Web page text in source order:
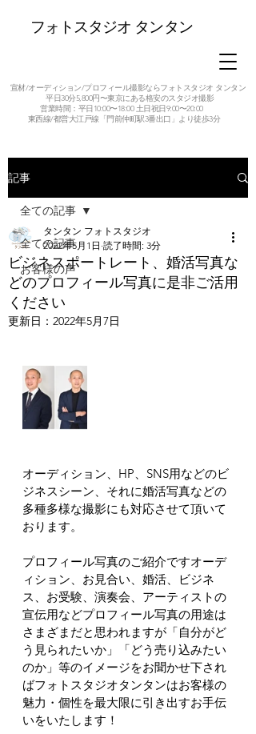
フォトスタジオ タンタン
宣材/オーディション/プロフィール撮影ならフォトスタジオ タンタン
平日30分5,800円〜東京にある格安のスタジオ撮影
営業時間：平日10:00〜18:00 土日祝日9:00〜20:00
東西線/都営大江戸線「門前仲町駅3番出口」より徒歩3分
記事
全ての記事
お客様の声
全ての記事
ビジネスポートレート、婚活写真な
どのプロフィール写真に是非ご活用
ください
タンタン フォトスタジオ
2022年5月1日 読了時間: 3分
更新日： 2022年5月7日
オーディション、HP、SNS用などのビ
ジネスシーン、それに婚活写真などの
多種多様な撮影にも対応させて頂いて
おります。
プロフィール写真のご紹介ですオーデ
ィション、お見合い、婚活、ビジネ
ス、お受験、演奏会、アーティストの
宣伝用などプロフィール写真の用途は
さまざまだと思われますが「自分がど
う見られたいか」「どう売り込みたい
のか」等のイメージをお聞かせ下され
ばフォトスタジオタンタンはお客様の
魅力・個性を最大限に引き出すお手伝
いをいたします！